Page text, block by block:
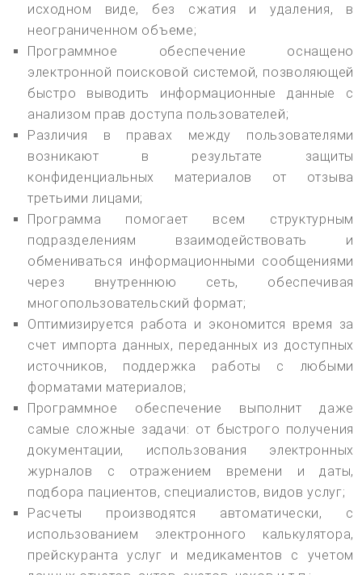
исходном виде, без сжатия и удаления, в
неограниченном объеме;
Программное обеспечение оснащено
электронной поисковой системой, позволяющей
быстро выводить информационные данные с
анализом прав доступа пользователей;
Различия в правах между пользователями
возникают в результате защиты
конфиденциальных материалов от отзыва
третьими лицами;
Программа помогает всем структурным
подразделениям взаимодействовать и
обмениваться информационными сообщениями
через внутреннюю сеть, обеспечивая
многопользовательский формат;
Оптимизируется работа и экономится время за
счет импорта данных, переданных из доступных
источников, поддержка работы с любыми
форматами материалов;
Программное обеспечение выполнит даже
самые сложные задачи: от быстрого получения
документации, использования электронных
журналов с отражением времени и даты,
подбора пациентов, специалистов, видов услуг;
Расчеты производятся автоматически, с
использованием электронного калькулятора,
прейскуранта услуг и медикаментов с учетом